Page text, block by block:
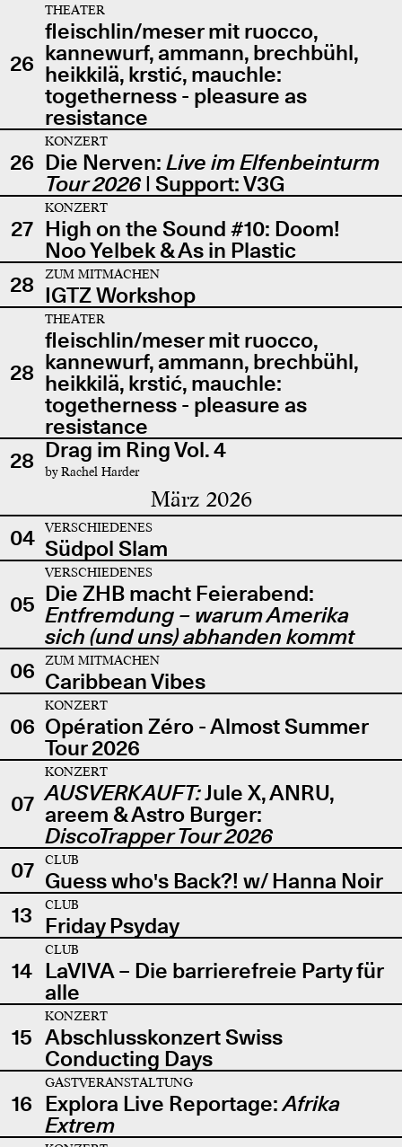
26
THEATER
fleischlin/meser mit ruocco,
kannewurf, ammann, brechbühl,
heikkilä, krstić, mauchle:
togetherness - pleasure as
resistance
26
KONZERT
Die Nerven: Live im Elfenbeinturm
Tour 2026| Support: V3G
27
KONZERT
High on the Sound #10: Doom!
Noo Yelbek & As in Plastic
28
ZUM MITMACHEN
IGTZ Workshop
28
THEATER
fleischlin/meser mit ruocco,
kannewurf, ammann, brechbühl,
heikkilä, krstić, mauchle:
togetherness - pleasure as
resistance
28 Drag im Ring Vol. 4
by Rachel Harder
März 2026
04 VERSCHIEDENES
Südpol Slam
05
VERSCHIEDENES
Die ZHB macht Feierabend:
Entfremdung – warum Amerika
sich (und uns) abhanden kommt
06
ZUM MITMACHEN
Caribbean Vibes
06
KONZERT
Opération Zéro - Almost Summer
Tour 2026
07
KONZERT
AUSVERKAUFT:Jule X, ANRU,
areem & Astro Burger:
DiscoTrapper Tour 2026
07
CLUB
Guess who's Back?! w/ Hanna Noir
13
CLUB
Friday Psyday
14
CLUB
LaVIVA – Die barrierefreie Party für
alle
15
KONZERT
Abschlusskonzert Swiss
Conducting Days
16
GASTVERANSTALTUNG
Explora Live Reportage:Afrika
Extrem